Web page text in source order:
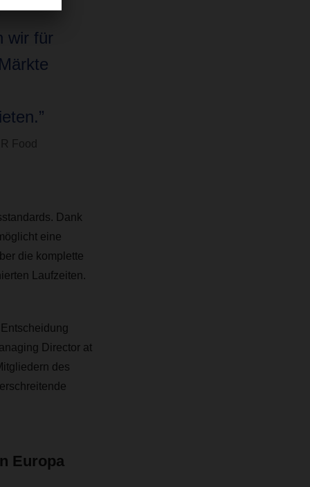
wir für
Food
Dank
eine
die komplette
Laufzeiten.
Director at
des
Europa